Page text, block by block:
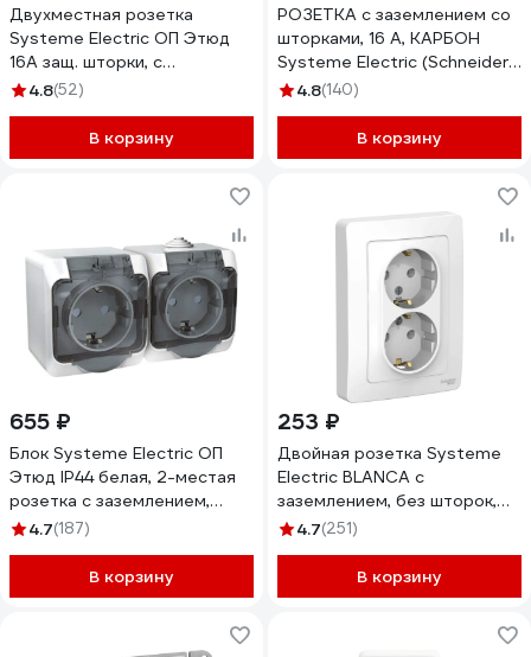
Двухместная розетка
Systeme Electric ОП Этюд
16А защ. шторки, с
заземлением, белая PA16-
4.8(52)
В корзину
РОЗЕТКА с заземлением со
шторками, 16 А, КАРБОН
Systeme Electric (Schneider
Electric) ATLASDESIGN
4.8(140)
В корзину
655 ₽
Блок Systeme Electric ОП
Этюд IP44 белая, 2-местая
розетка с заземлением,
защитные шторки SchE
4.7(187)
В корзину
253 ₽
Двойная розетка Systeme
Electric BLANCA с
заземлением, без шторок,
БЕЛЫЙ BLNRS001021
4.7(251)
В корзину